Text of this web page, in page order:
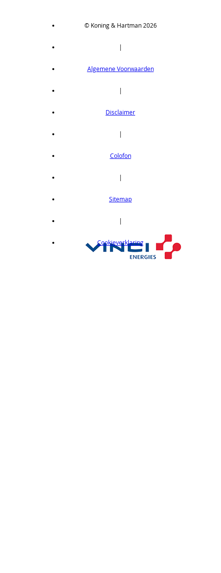
© Koning & Hartman 2026
|
Algemene Voorwaarden
|
Disclaimer
|
Colofon
|
Sitemap
|
Cookieverklaring